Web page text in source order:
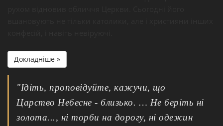
Докладніше »
"Ідіть, проповідуйте, кажучи, що
Царство Небесне - близько. … Не беріть ні
золота..., ні торби на дорогу, ні одежин